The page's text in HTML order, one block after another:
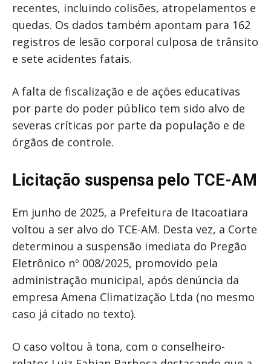
recentes, incluindo colisões, atropelamentos e
quedas. Os dados também apontam para 162
registros de lesão corporal culposa de trânsito
e sete acidentes fatais.
A falta de fiscalização e de ações educativas
por parte do poder público tem sido alvo de
severas críticas por parte da população e de
órgãos de controle.
Licitação suspensa pelo TCE-AM
Em junho de 2025, a Prefeitura de Itacoatiara
voltou a ser alvo do TCE-AM. Desta vez, a Corte
determinou a suspensão imediata do Pregão
Eletrônico nº 008/2025, promovido pela
administração municipal, após denúncia da
empresa Amena Climatização Ltda (no mesmo
caso já citado no texto).
O caso voltou à tona, com o conselheiro-